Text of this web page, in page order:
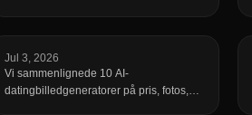
Jul 3, 2026
Vi sammenlignede 10 AI-
datingbilledgeneratorer på pris, fotos,